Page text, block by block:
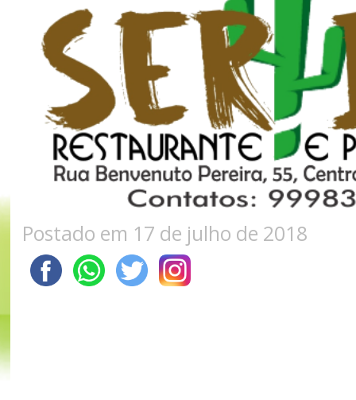
Postado em 17 de julho de 2018